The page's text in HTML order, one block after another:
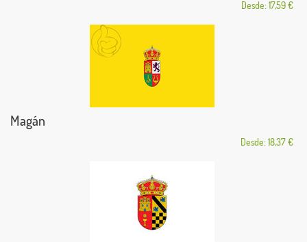
Desde: 17,59 €
Magán
Desde: 18,37 €